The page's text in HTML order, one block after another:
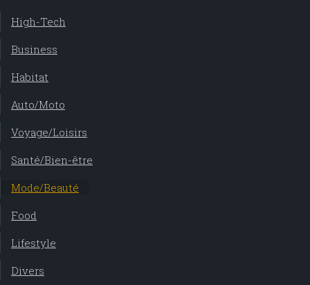
High-Tech
Business
Habitat
Auto/Moto
Voyage/Loisirs
Santé/Bien-être
Mode/Beauté
Food
Lifestyle
Divers